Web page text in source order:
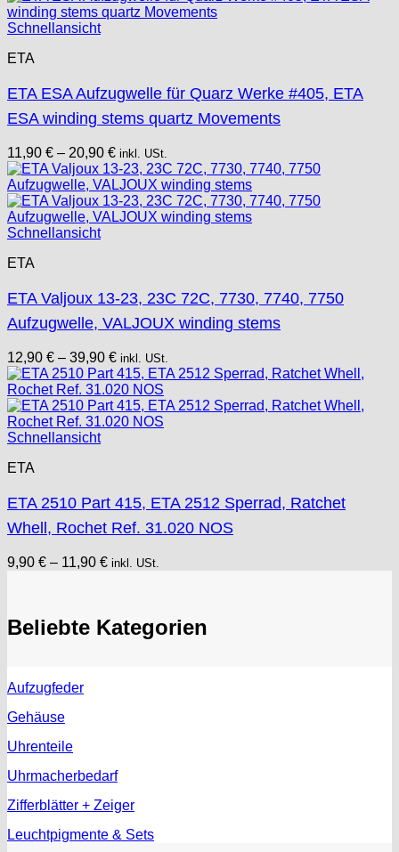
Schnellansicht
ETA
ETA ESA Aufzugwelle für Quarz Werke #405, ETA
ESA winding stems quartz Movements
11,90 € – 20,90 € inkl. USt.
Schnellansicht
ETA
ETA Valjoux 13-23, 23C 72C, 7730, 7740, 7750
Aufzugwelle, VALJOUX winding stems
12,90 € – 39,90 € inkl. USt.
Schnellansicht
ETA
ETA 2510 Part 415, ETA 2512 Sperrad, Ratchet
Whell, Rochet Ref. 31.020 NOS
9,90 € – 11,90 € inkl. USt.
Beliebte Kategorien
Aufzugfeder
Gehäuse
Uhrenteile
Uhrmacherbedarf
Zifferblätter + Zeiger
Leuchtpigmente & Sets